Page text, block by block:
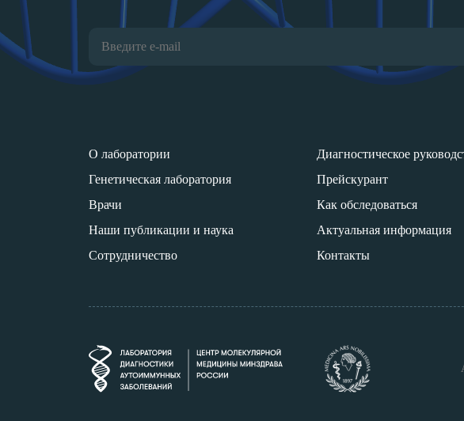
О лаборатории
Генетическая лаборатория
Врачи
Наши публикации и наука
Сотрудничество
Диагностическое
Прейскурант
Как обследоваться
Актуальная информация
Контакты